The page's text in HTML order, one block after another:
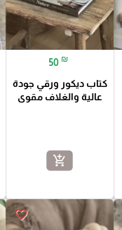
50 ₪
كتاب ديكور ورقي جودة
عالية والغلاف مقوى
add_shopping_cart
favorite_border